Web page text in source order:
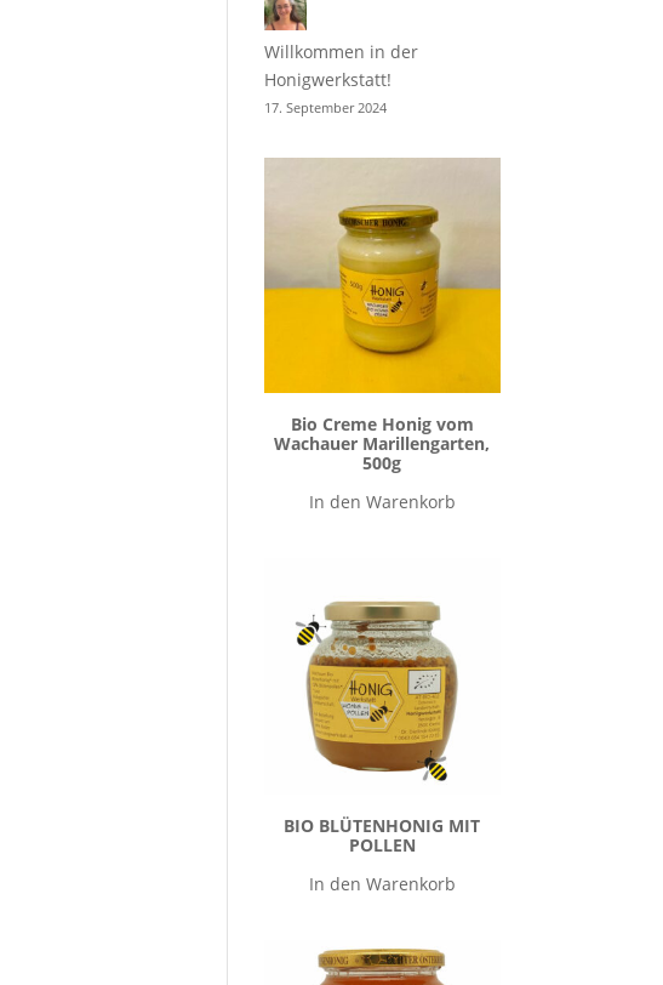
Willkommen in der
Honigwerkstatt!
17. September 2024
Bio Creme Honig vom
Wachauer Marillengarten,
500g
In den Warenkorb
BIO BLÜTENHONIG MIT
POLLEN
In den Warenkorb